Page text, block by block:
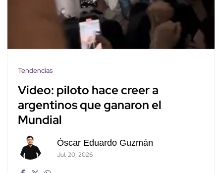
Tendencias
Video: piloto hace creer a
argentinos que ganaron el
Mundial
Óscar Eduardo Guzmán
Jul. 20, 2026